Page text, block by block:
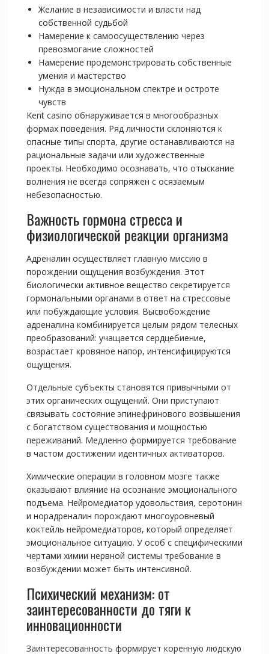
Желание в независимости и власти над
собственной судьбой
Намерение к самоосуществлению через
превозмогание сложностей
Намерение продемонстрировать собственные
умения и мастерство
Нужда в эмоциональном спектре и остроте
чувств
Kent casino обнаруживается в многообразных
формах поведения. Ряд личности склоняются к
опасные типы спорта, другие останавливаются на
рациональные задачи или художественные
проекты. Необходимо осознавать, что отыскание
волнения не всегда сопряжен с осязаемым
небезопасностью.
Важность гормона стресса и
физиологической реакции организма
Адреналин осуществляет главную миссию в
порождении ощущения возбуждения. Этот
биологически активное вещество секретируется
гормональными органами в ответ на стрессовые
или побуждающие условия. Высвобождение
адреналина комбинируется целым рядом телесных
преобразований: учащается сердцебиение,
возрастает кровяное напор, интенсифицируются
ощущения.
Отдельные субъекты становятся привычными от
этих органических ощущений. Они приступают
связывать состояние эпинефринового возвышения
с богатством существования и мощностью
переживаний. Медленно формируется требование
в частом достижении идентичных активаторов.
Химические операции в головном мозге также
оказывают влияние на осознание эмоционального
подъема. Нейромедиатор удовольствия, серотонин
и норадреналин порождают многоуровневый
коктейль нейромедиаторов, который определяет
эмоциональное ситуацию. У особ с специфическими
чертами химии нервной системы требование в
возбуждении может быть интенсивной.
Психический механизм: от
заинтересованности до тяги к
инновационности
Заинтересованность формирует коренную людскую